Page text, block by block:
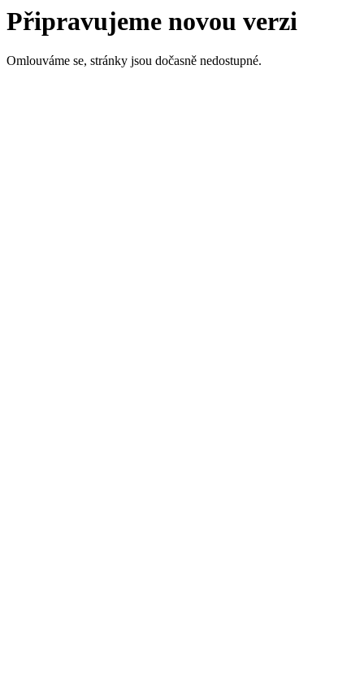
Připravujeme novou verzi
Omlouváme se, stránky jsou dočasně nedostupné.